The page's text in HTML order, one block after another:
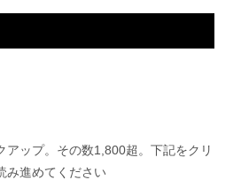
アップ。その数1,800超。下記をクリ
み進めてください